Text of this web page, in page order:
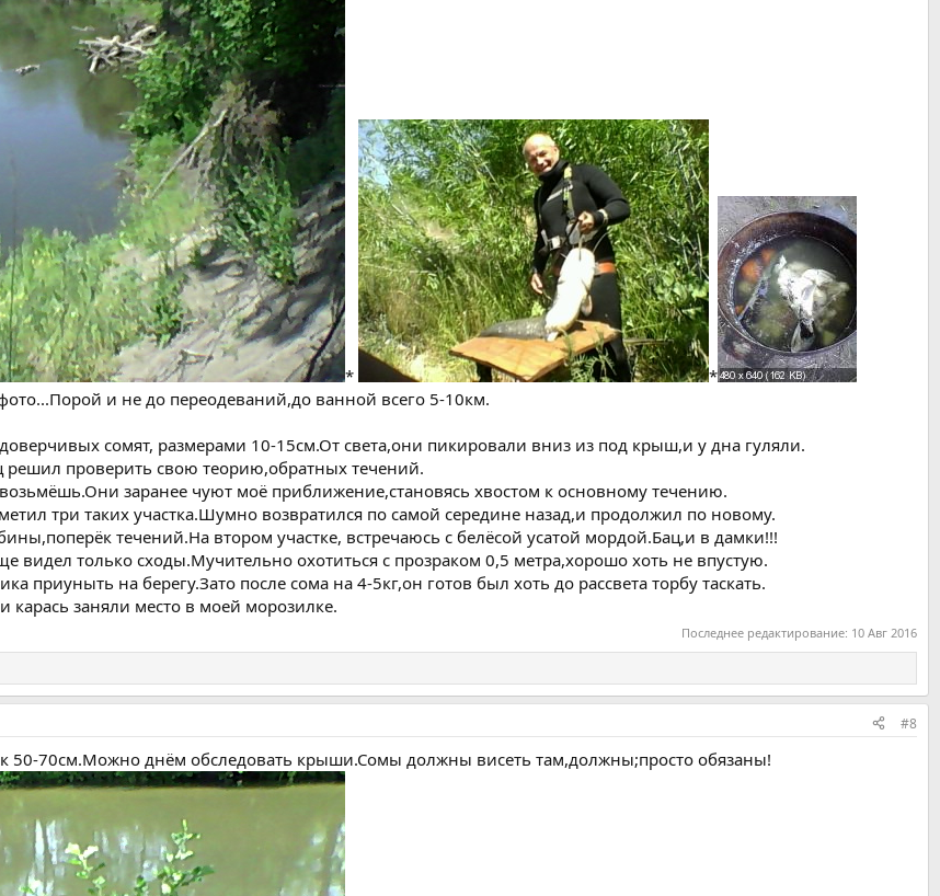
*
*
и не до переодеваний,до ванной всего 5-10км.
сомят, размерами 10-15см.От света,они пикировали вниз из под крыш,и у дна гуляли.
решил проверить свою теорию,обратных течений.
заранее чуют моё приближение,становясь хвостом к основному течению.
три таких участка.Шумно возвратился по самой середине назад,и продолжил по новому.
течений.На втором участке, встречаюсь с белёсой усатой мордой.Бац,и в дамки!!!
видел только сходы.Мучительно охотиться с прозраком 0,5 метра,хорошо хоть не впустую.
приуныть на берегу.Зато после сома на 4-5кг,он готов был хоть до рассвета торбу таскать.
карась заняли место в моей морозилке.
Последнее редактирование: 10 Авг 2016
#8
50-70см.Можно днём обследовать крыши.Сомы должны висеть там,должны;просто обязаны!